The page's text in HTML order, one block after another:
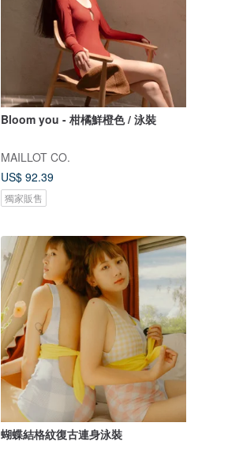
Bloom you - 柑橘鮮橙色 / 泳裝
MAILLOT CO.
US$ 92.39
獨家販售
蝴蝶結格紋復古連身泳裝